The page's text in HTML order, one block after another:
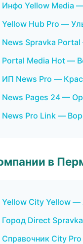
Инфо Yellow Media
Yellow Hub Pro —
News Spravka
Portal Media Hot —
ИП News Pro —
News Pages 24 —
News Pro Link —
в
Yellow City Yellow —
Город Direct
Справочник City